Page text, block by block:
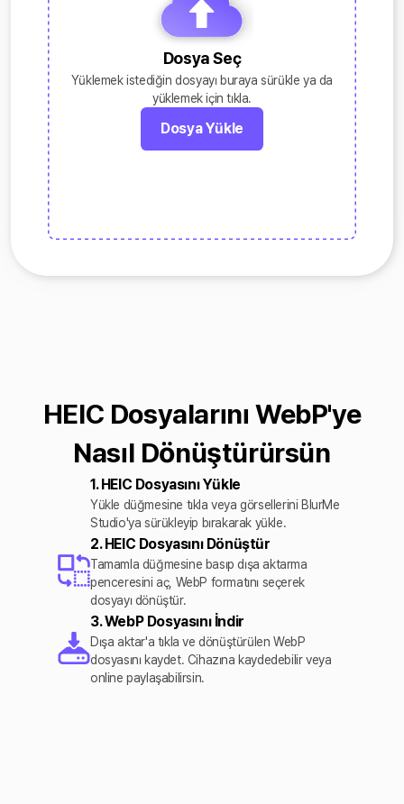
Dosya Seç
Yüklemek istediğin dosyayı buraya sürükle ya da
yüklemek için tıkla.
Dosya Yükle
HEIC Dosyalarını WebP'ye
Nasıl Dönüştürürsün
1. HEIC Dosyasını Yükle
Yükle düğmesine tıkla veya görsellerini BlurMe
Studio'ya sürükleyip bırakarak yükle.
2. HEIC Dosyasını Dönüştür
Tamamla düğmesine basıp dışa aktarma
penceresini aç, WebP formatını seçerek
dosyayı dönüştür.
3. WebP Dosyasını İndir
Dışa aktar'a tıkla ve dönüştürülen WebP
dosyasını kaydet. Cihazına kaydedebilir veya
online paylaşabilirsin.